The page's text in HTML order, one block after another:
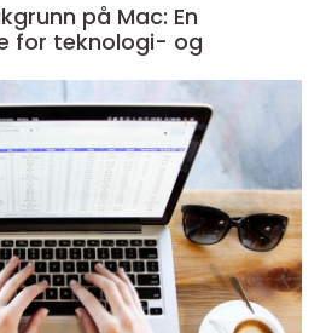
på Mac: En
for teknologi- og